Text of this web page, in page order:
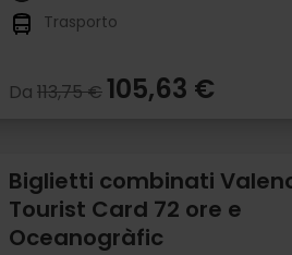
Trasporto
Da 113,75 €105,63 €
Biglietti combinati
Tourist Card 72 ore e
Oceanogràfic